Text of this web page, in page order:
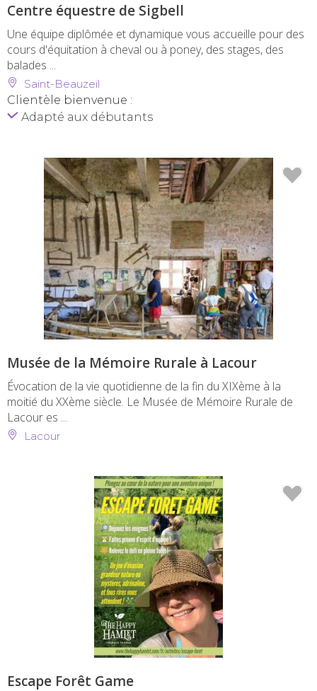
Centre équestre de Sigbell
Une équipe diplômée et dynamique vous accueille pour des
cours d'équitation à cheval ou à poney, des stages, des
balades ...
Saint-Beauzeil
Clientèle bienvenue :
Adapté aux débutants
Musée de la Mémoire Rurale à Lacour
Évocation de la vie quotidienne de la fin du XIXème à la
moitié du XXème siècle. Le Musée de Mémoire Rurale de
Lacour es ...
Lacour
Escape Forêt Game